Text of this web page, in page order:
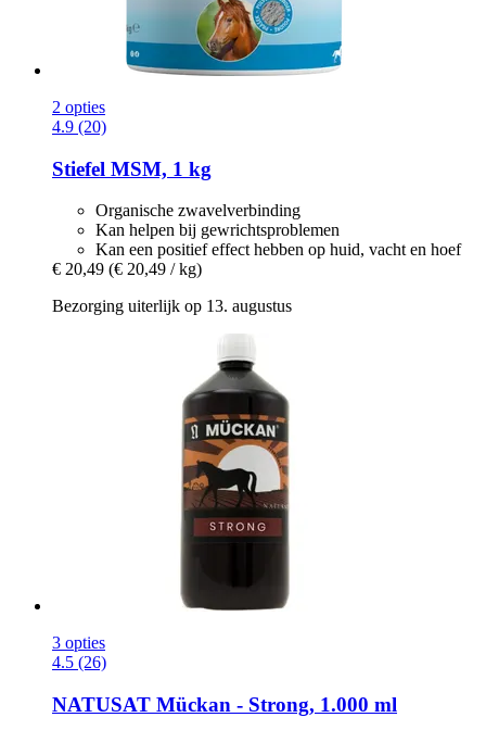
2 opties
4.9 (20)
Stiefel MSM, 1 kg
Organische zwavelverbinding
Kan helpen bij gewrichtsproblemen
Kan een positief effect hebben op huid, vacht en hoef
€ 20,49 (€ 20,49 / kg)
Bezorging uiterlijk op 13. augustus
3 opties
4.5 (26)
NATUSAT Mückan -​ Strong, 1.000 ml